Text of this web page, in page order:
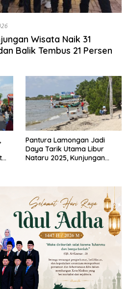
Wisata Naik 31
Balik Tembus 21 Persen
Pantura Lamongan Jadi
Daya Tarik Utama Libur
Nataru 2025, Kunjungan